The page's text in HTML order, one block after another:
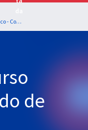
CPU PE - Concurso Público Unificado de Pernambuco - Conhecimentos Específicos para o Bloco 1 - Cargo 39A - Analista de Gestão em Metrologia e Qualidade Industrial - Especialidade: Analista Jurídico
de